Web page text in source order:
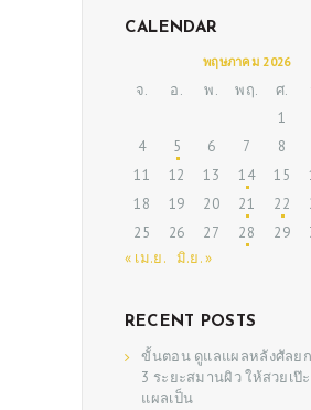
ABOUT US
PATIENT REVIEWS
PRE & POST CAUTIONS
CONSULT &
CALENDAR
พฤษภาคม 2026
จ. อ. พ. พฤ. ศ.
1
4
5 6 7 8
11
12 13 14 15
18
19 20 21 22
25
26 27 28 29
« เม.ย. มิ.ย. »
RECENT POSTS
ขั้นตอน ดูแลแผลหลังศัลย
3 ระยะสมานผิว ให้สวยเป๊
แผลเป็น